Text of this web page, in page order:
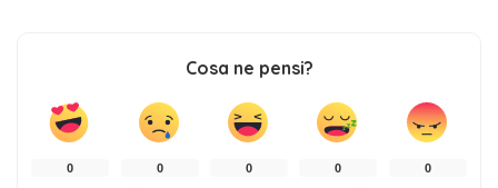
Cosa ne pensi?
0 0 0 0 0